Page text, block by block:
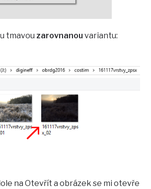
tmavou zarovnanouvariantu:
na Otevřít a obrázek se mi otevře